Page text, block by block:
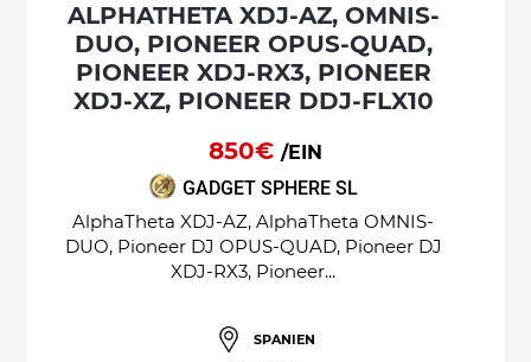
ALPHATHETA XDJ-AZ, OMNIS-
DUO, PIONEER OPUS-QUAD,
PIONEER XDJ-RX3, PIONEER
XDJ-XZ, PIONEER DDJ-FLX10
850€ /EIN
GADGET SPHERE SL
AlphaTheta XDJ-AZ, AlphaTheta OMNIS-
DUO, Pioneer DJ OPUS-QUAD, Pioneer DJ
XDJ-RX3, Pioneer...
SPANIEN